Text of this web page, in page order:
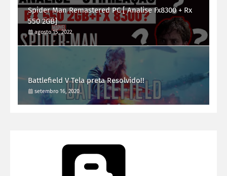
Spider Man Remastered PC [ Analise Fx8300 + Rx
550 2GB]
agosto 15, 2022
Battlefield V Tela preta Resolvido!!
setembro 16, 2020